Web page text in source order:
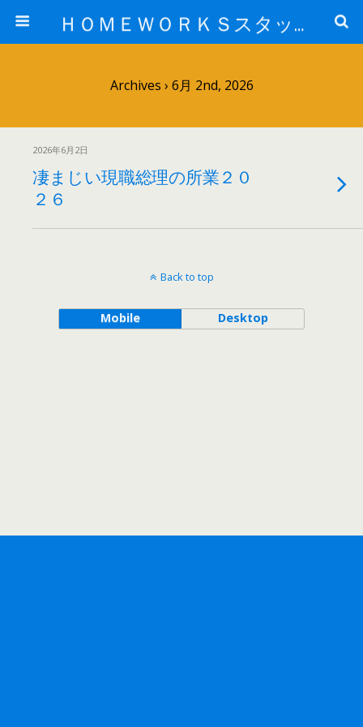
ＨＯＭＥＷＯＲＫＳスタッフ日記ブログ
Archives › 6月 2nd, 2026
2026年6月2日
凄まじい現職総理の所業２０
２６
Back to top
Mobile Desktop